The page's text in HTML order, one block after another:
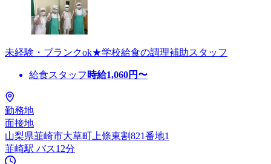
未経験・ブランクok★学校給食の調理補助スタッフ
給食スタッフ 時給1,060円〜
勤務地
面接地
山梨県韮崎市大草町上條東割821番地1
韮崎駅 バス12分